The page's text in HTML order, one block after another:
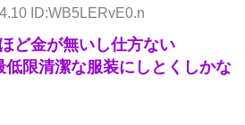
ID:WB5LERvE0.n
ど金が無いし仕方ない
限清潔な服装にしとくしかな